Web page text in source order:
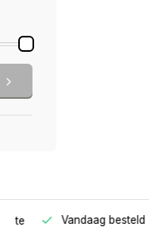
Vandaag besteld